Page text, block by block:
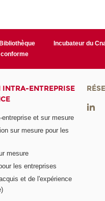
Bibliothèque Incubateur du
ENTREPRISE
entreprise et sur mesure
sur mesure pour les
mesure
les entreprises
et de l'expérience